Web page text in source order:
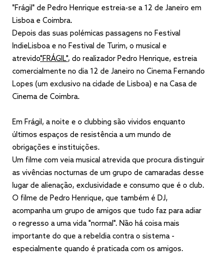
"Frágil" de Pedro Henrique estreia-se a 12 de Janeiro em
Lisboa e Coimbra.
Depois das suas polémicas passagens no Festival
IndieLisboa e no Festival de Turim, o musical e
atrevido"FRÁGIL", do realizador Pedro Henrique, estreia
comercialmente no dia 12 de Janeiro no Cinema Fernando
Lopes (um exclusivo na cidade de Lisboa) e na Casa de
Cinema de Coimbra.
Em Frágil, a noite e o clubbing são vividos enquanto
últimos espaços de resistência a um mundo de
obrigações e instituições.
Um filme com veia musical atrevida que procura distinguir
as vivências nocturnas de um grupo de camaradas desse
lugar de alienação, exclusividade e consumo que é o club.
O filme de Pedro Henrique, que também é DJ,
acompanha um grupo de amigos que tudo faz para adiar
o regresso a uma vida "normal". Não há coisa mais
importante do que a rebeldia contra o sistema -
especialmente quando é praticada com os amigos.